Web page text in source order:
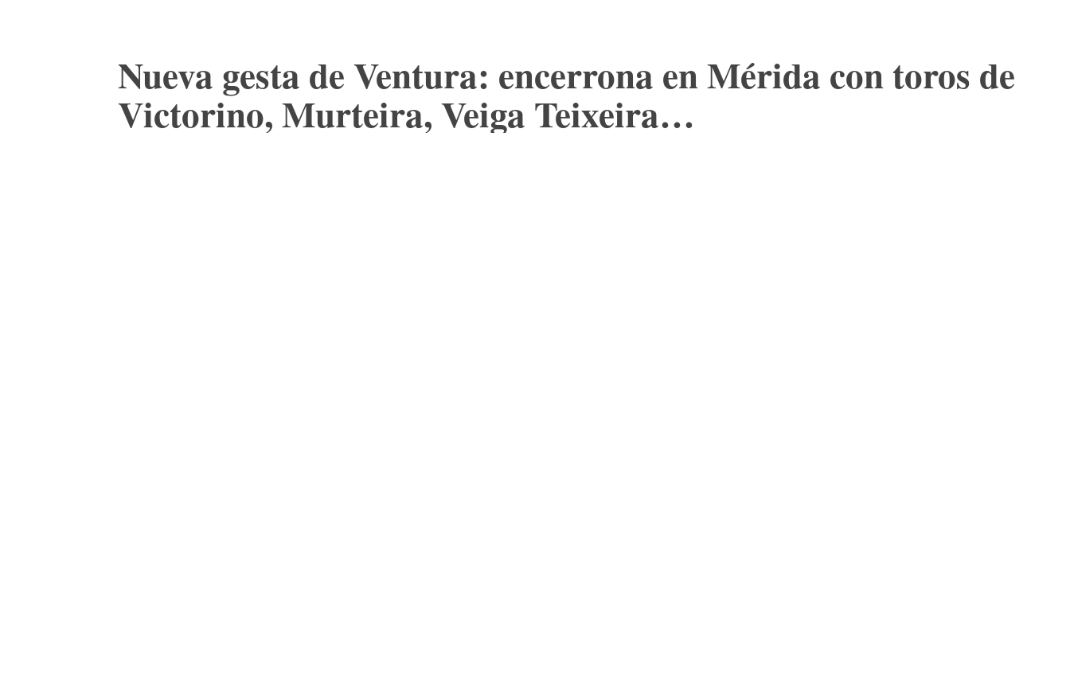
Nueva gesta de Ventura: encerrona en Mérida con toros de
Victorino, Murteira, Veiga Teixeira…